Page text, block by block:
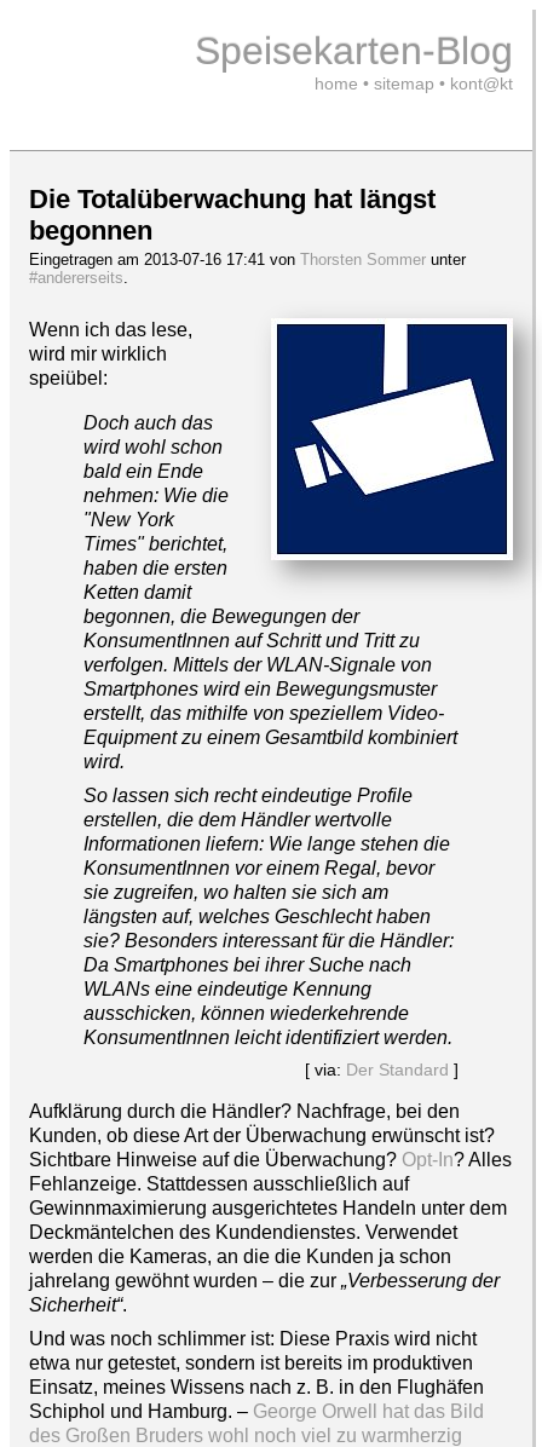
Speisekarten-Blog
home • sitemap • kont@kt
Die Totalüberwachung hat längst
begonnen
Eingetragen am 2013-07-16 17:41 von Thorsten Sommer unter
#andererseits.
Wenn ich das lese,
wird mir wirklich
speiübel:
Doch auch das
wird wohl schon
bald ein Ende
nehmen: Wie die
"New York
Times" berichtet,
haben die ersten
Ketten damit
begonnen, die Bewegungen der
KonsumentInnen auf Schritt und Tritt zu
verfolgen. Mittels der WLAN-Signale von
Smartphones wird ein Bewegungsmuster
erstellt, das mithilfe von speziellem Video-
Equipment zu einem Gesamtbild kombiniert
wird.
So lassen sich recht eindeutige Profile
erstellen, die dem Händler wertvolle
Informationen liefern: Wie lange stehen die
KonsumentInnen vor einem Regal, bevor
sie zugreifen, wo halten sie sich am
längsten auf, welches Geschlecht haben
sie? Besonders interessant für die Händler:
Da Smartphones bei ihrer Suche nach
WLANs eine eindeutige Kennung
ausschicken, können wiederkehrende
KonsumentInnen leicht identifiziert werden.
[ via: Der Standard ]
Aufklärung durch die Händler? Nachfrage, bei den
Kunden, ob diese Art der Überwachung erwünscht ist?
Sichtbare Hinweise auf die Überwachung? Opt-In? Alles
Fehlanzeige. Stattdessen ausschließlich auf
Gewinnmaximierung ausgerichtetes Handeln unter dem
Deckmäntelchen des Kundendienstes. Verwendet
werden die Kameras, an die die Kunden ja schon
jahrelang gewöhnt wurden – die zur „Verbesserung der
Sicherheit“.
Und was noch schlimmer ist: Diese Praxis wird nicht
etwa nur getestet, sondern ist bereits im produktiven
Einsatz, meines Wissens nach z. B. in den Flughäfen
Schiphol und Hamburg. – George Orwell hat das Bild
des Großen Bruders wohl noch viel zu warmherzig